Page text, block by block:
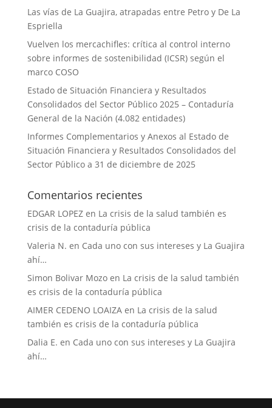
Las vías de La Guajira, atrapadas entre Petro y De La
Espriella
Vuelven los mercachifles: crítica al control interno
sobre informes de sostenibilidad (ICSR) según el
marco COSO
Estado de Situación Financiera y Resultados
Consolidados del Sector Público 2025 – Contaduría
General de la Nación (4.082 entidades)
Informes Complementarios y Anexos al Estado de
Situación Financiera y Resultados Consolidados del
Sector Público a 31 de diciembre de 2025
Comentarios recientes
EDGAR LOPEZen La crisis de la salud también es
crisis de la contaduría pública
Valeria N. en Cada uno con sus intereses y La Guajira
ahí…
Simon Bolivar Mozoen La crisis de la salud también
es crisis de la contaduría pública
AIMER CEDENO LOAIZAen La crisis de la salud
también es crisis de la contaduría pública
Dalia E. en Cada uno con sus intereses y La Guajira
ahí…